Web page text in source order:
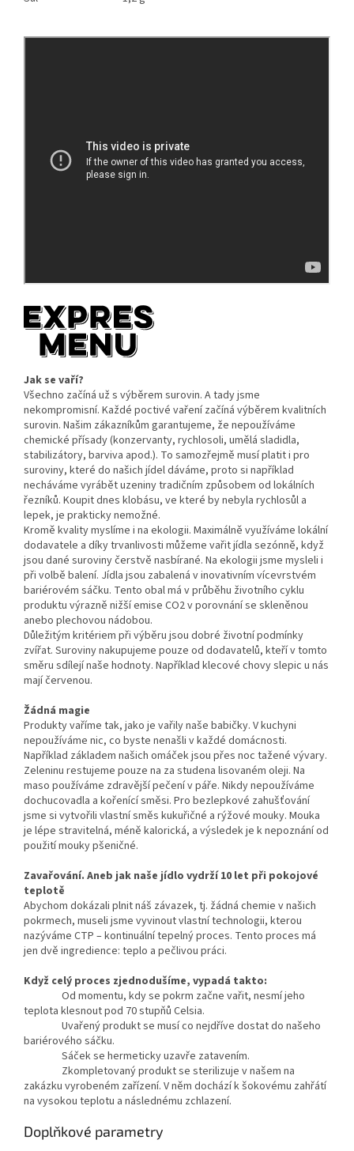
Jak se vaří?
Všechno začíná už s výběrem surovin. A tady jsme
nekompromisní. Každé poctivé vaření začíná výběrem kvalitních
surovin. Našim zákazníkům garantujeme, že nepoužíváme
chemické přísady (konzervanty, rychlosoli, umělá sladidla,
stabilizátory, barviva apod.). To samozřejmě musí platit i pro
suroviny, které do našich jídel dáváme, proto si například
necháváme vyrábět uzeniny tradičním způsobem od lokálních
řezníků. Koupit dnes klobásu, ve které by nebyla rychlosůl a
lepek, je prakticky nemožné.
Kromě kvality myslíme i na ekologii. Maximálně využíváme lokální
dodavatele a díky trvanlivosti můžeme vařit jídla sezónně, když
jsou dané suroviny čerstvě nasbírané. Na ekologii jsme mysleli i
při volbě balení. Jídla jsou zabalená v inovativním vícevrstvém
bariérovém sáčku. Tento obal má v průběhu životního cyklu
produktu výrazně nižší emise CO2 v porovnání se skleněnou
anebo plechovou nádobou.
Důležitým kritériem při výběru jsou dobré životní podmínky
zvířat. Suroviny nakupujeme pouze od dodavatelů, kteří v tomto
směru sdílejí naše hodnoty. Například klecové chovy slepic u nás
mají červenou.
Žádná magie
Produkty vaříme tak, jako je vařily naše babičky. V kuchyni
nepoužíváme nic, co byste nenašli v každé domácnosti.
Například základem našich omáček jsou přes noc tažené vývary.
Zeleninu restujeme pouze na za studena lisovaném oleji. Na
maso používáme zdravější pečení v páře. Nikdy nepoužíváme
dochucovadla a kořenící směsi. Pro bezlepkové zahušťování
jsme si vytvořili vlastní směs kukuřičné a rýžové mouky. Mouka
je lépe stravitelná, méně kalorická, a výsledek je k nepoznání od
použití mouky pšeničné.
Zavařování. Aneb jak naše jídlo vydrží 10 let při pokojové
teplotě
Abychom dokázali plnit náš závazek, tj. žádná chemie v našich
pokrmech, museli jsme vyvinout vlastní technologii, kterou
nazýváme CTP – kontinuální tepelný proces. Tento proces má
jen dvě ingredience: teplo a pečlivou práci.
Když celý proces zjednodušíme, vypadá takto:
Od momentu, kdy se pokrm začne vařit, nesmí jeho
teplota klesnout pod 70 stupňů Celsia.
Uvařený produkt se musí co nejdříve dostat do našeho
bariérového sáčku.
Sáček se hermeticky uzavře zatavením.
Zkompletovaný produkt se sterilizuje v našem na
zakázku vyrobeném zařízení. V něm dochází k šokovému zahřátí
na vysokou teplotu a následnému zchlazení.
Doplňkové parametry